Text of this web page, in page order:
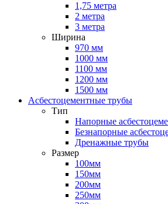
1,75 метра
2 метра
3 метра
Ширина
970 мм
1000 мм
1100 мм
1200 мм
1500 мм
Асбестоцементные трубы
Тип
Напорные
Безнапорные
Дренажные трубы
Размер
100мм
150мм
200мм
250мм